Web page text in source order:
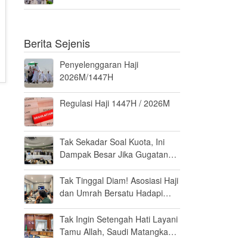
Berita Sejenis
Penyelenggaran Haji
2026M/1447H
Regulasi Haji 1447H / 2026M
Tak Sekadar Soal Kuota, Ini
Dampak Besar Jika Gugatan
Tak Tinggal Diam! Asosiasi Haji
dan Umrah Bersatu Hadapi
Persen di MK
Tak Ingin Setengah Hati Layani
Tamu Allah, Saudi Matangkan